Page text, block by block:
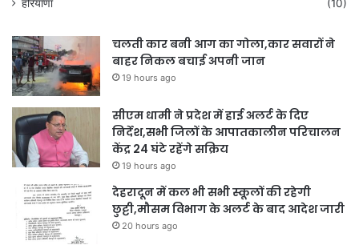
हरियाणा
(10)
चलती कार बनी आग का गोला,कार सवारों ने
बाहर निकल बचाई अपनी जान
19 hours ago
सीएम धामी ने प्रदेश में हाई अलर्ट के दिए
निर्देश,सभी जिलों के आपातकालीन परिचालन
केंद्र 24 घंटे रहेंगे सक्रिय
19 hours ago
देहरादून में कल भी सभी स्कूलों की रहेगी
छुट्टी,मौसम विभाग के अलर्ट के बाद आदेश जारी
20 hours ago